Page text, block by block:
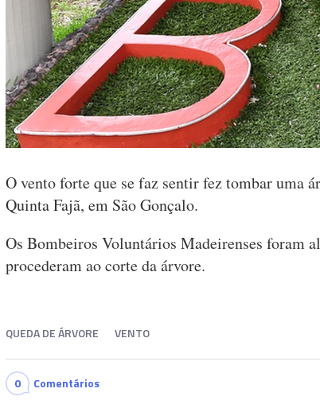
O vento forte que se faz sentir fez tombar uma
Quinta Fajã, em São Gonçalo.
Os Bombeiros Voluntários Madeirenses foram
procederam ao corte da árvore.
QUEDA DE ÁRVORE VENTO
0 Comentários